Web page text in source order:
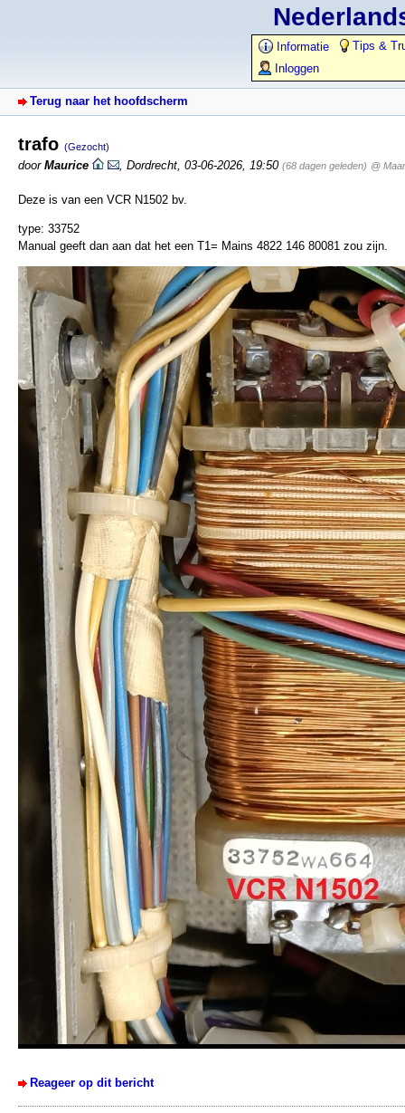
Informatie
Tips &
Inloggen
Terug naar het hoofdscherm
trafo (Gezocht)
door Maurice Dordrecht 03-06-2026, 19:50 (68 dagen geleden) @
Deze is van een VCR N1502 bv.
type: 33752
Manual geeft dan aan dat het een T1= Mains 4822 146 80081 zou zijn.
Reageer op dit bericht